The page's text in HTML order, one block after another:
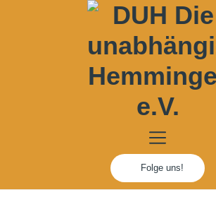
DUH
Die
Folge uns!